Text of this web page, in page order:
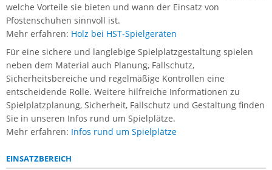
welche Vorteile sie bieten und wann der Einsatz von
Pfostenschuhen sinnvoll ist.
Mehr erfahren: Holz bei HST-Spielgeräten
Für eine sichere und langlebige Spielplatzgestaltung spielen
neben dem Material auch Planung, Fallschutz,
Sicherheitsbereiche und regelmäßige Kontrollen eine
entscheidende Rolle. Weitere hilfreiche Informationen zu
Spielplatzplanung, Sicherheit, Fallschutz und Gestaltung finden
Sie in unseren Infos rund um Spielplätze.
Mehr erfahren: Infos rund um Spielplätze
EINSATZBEREICH